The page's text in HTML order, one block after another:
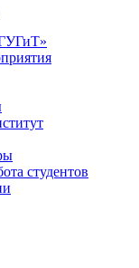
студентов